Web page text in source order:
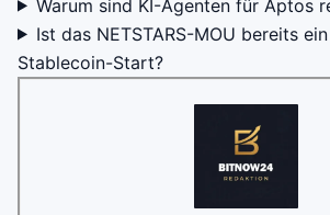
Warum sind KI-Agenten für Aptos
Ist das NETSTARS-MOU bereits
Stablecoin-Start?